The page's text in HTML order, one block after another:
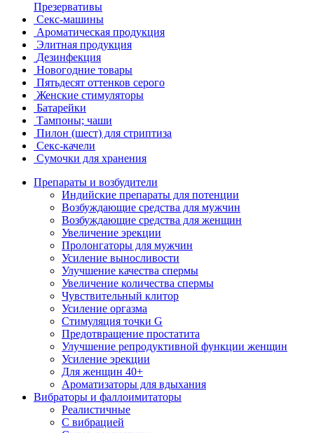
Презервативы
Секс-машины
Ароматическая продукция
Элитная продукция
Дезинфекция
Новогодние товары
Пятьдесят оттенков серого
Женские стимуляторы
Батарейки
Тампоны; чаши
Пилон (шест) для стриптиза
Секс-качели
Сумочки для хранения
Препараты и возбудители
Индийские препараты для потенции
Возбуждающие средства для мужчин
Возбуждающие средства для женщин
Увеличение эрекции
Пролонгаторы для мужчин
Усиление выносливости
Улучшение качества спермы
Увеличение количества спермы
Чувствительный клитор
Усиление оргазма
Стимуляция точки G
Предотвращение простатита
Улучшение репродуктивной функции женщин
Усиление эрекции
Для женщин 40+
Ароматизаторы для вдыхания
Вибраторы и фаллоимитаторы
Реалистичные
С вибрацией